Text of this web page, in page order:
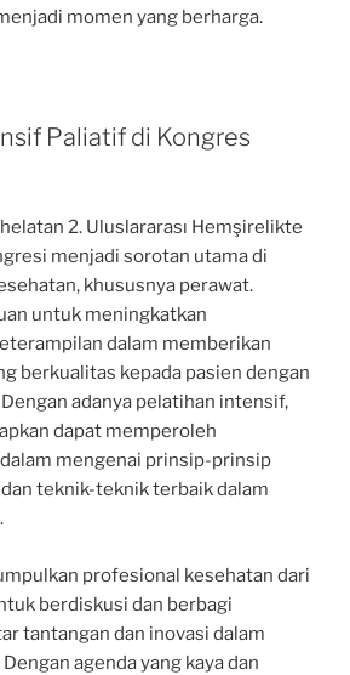
momen yang berharga.
Paliatif di Kongres
2. Uluslararası Hemşirelikte
menjadi sorotan utama di
khususnya perawat.
untuk meningkatkan
dalam memberikan
berkualitas kepada pasien dengan
adanya pelatihan intensif,
dapat memperoleh
mengenai prinsip-prinsip
teknik-teknik terbaik dalam
profesional kesehatan dari
berdiskusi dan berbagi
tantangan dan inovasi dalam
agenda yang kaya dan